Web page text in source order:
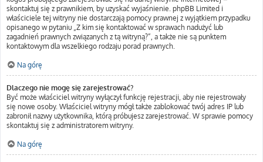
skontaktuj się z prawnikiem, by uzyskać wyjaśnienie. phpBB Limited i
właściciele tej witryny nie dostarczają pomocy prawnej z wyjątkiem przypadku
opisanego w pytaniu „Z kim się kontaktować w sprawach nadużyć lub
zagadnień prawnych związanych z tą witryną?”, a także nie są punktem
kontaktowym dla wszelkiego rodzaju porad prawnych.
Na górę
Dlaczego nie mogę się zarejestrować?
Być może właściciel witryny wyłączył funkcję rejestracji, aby nie rejestrowały
się nowe osoby. Właściciel witryny mógł także zablokować twój adres IP lub
zabronił nazwy użytkownika, którą próbujesz zarejestrować. W sprawie pomocy
skontaktuj się z administratorem witryny.
Na górę